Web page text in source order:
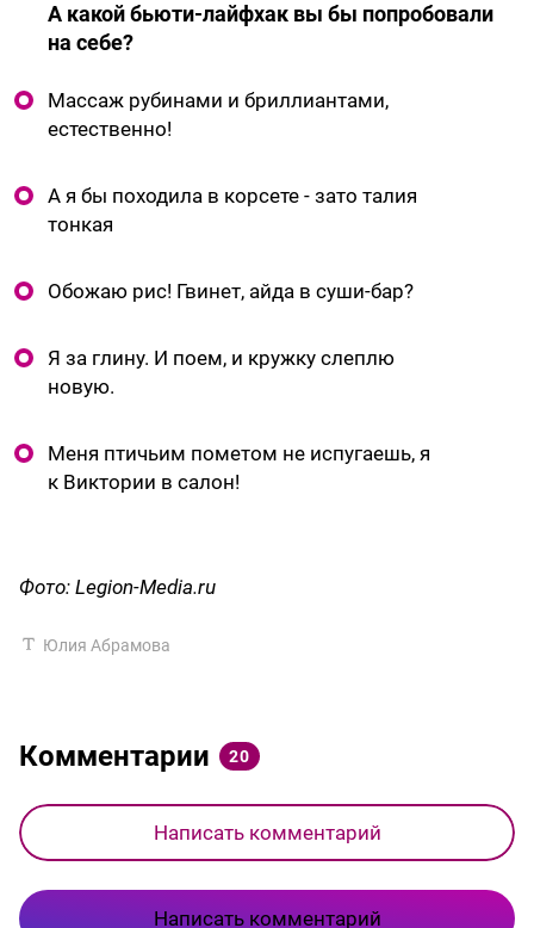
А какой бьюти-лайфхак вы бы попробовали
на себе?
Массаж рубинами и бриллиантами,
естественно!
А я бы походила в корсете - зато талия
тонкая
Обожаю рис! Гвинет, айда в суши-бар?
Я за глину. И поем, и кружку слеплю
новую.
Меня птичьим пометом не испугаешь, я
к Виктории в салон!
Фото: Legion-Media.ru
Юлия Абрамова
Комментарии 20
Написать комментарий
Написать комментарий